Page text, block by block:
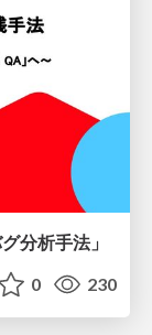
分析手法」
0 230